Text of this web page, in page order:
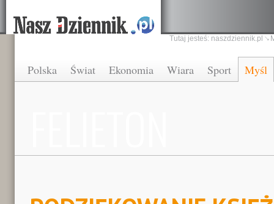
Polska Świat Ekonomia Wiara Sport Myśl
Tutaj jesteś: naszdziennik.pl